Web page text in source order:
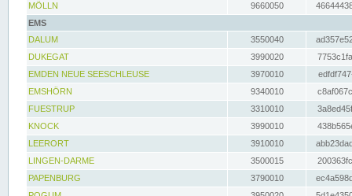
MÖLLN
9660050
EMS
DALUM
3550040
DUKEGAT
3990020
EMDEN NEUE SEESCHLEUSE
3970010
EMSHÖRN
9340010
FUESTRUP
3310010
KNOCK
3990010
LEERORT
3910010
LINGEN-DARME
3500015
PAPENBURG
3790010